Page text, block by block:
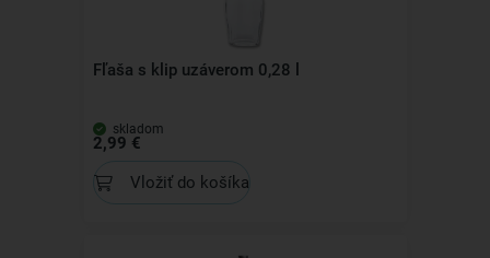
Fľaša s klip uzáverom 0,28 l
skladom
2,99 €
Vložiť do košíka